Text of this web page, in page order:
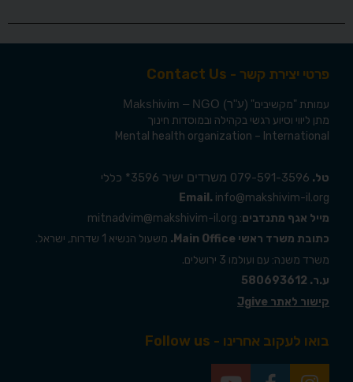
פרטי יצירת קשר - Contact Us
עמותת "מקשיבים" (ע"ר) Makshivim – NGO
מתן ליווי וסיוע רגשי בקהילה ובמוסדות חינוך
Mental health organization – International
טל. 079-591-3596 משרדים ישיר 3596* כללי
Email. info@makshivim-il.org
מייל אגף מתנדבים: mitnadvim@makshivim-il.org
כתובת משרד ראשי Main Office.
משעול הנשיא 1 שדרות, ישראל.
משרד משנה: עם ועולמו 3 ירושלים.
ע.ר. 580693612
קישור לאתר Jgive
בואו לעקוב אחרינו - Follow us